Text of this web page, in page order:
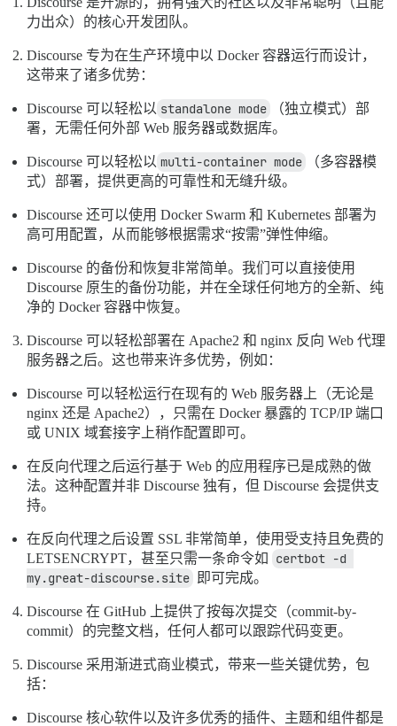
力出众）的核心开发团队。
Discourse 专为在生产环境中以 Docker 容器运行而设计，
这带来了诸多优势：
Discourse 可以轻松以 standalone mode
（独立模式）部
署，无需任何外部 Web 服务器或数据库。
Discourse 可以轻松以 multi-container mode
（多容器模
式）部署，提供更高的可靠性和无缝升级。
Discourse 还可以使用 Docker Swarm 和 Kubernetes 部署为
高可用配置，从而能够根据需求“按需”弹性伸缩。
Discourse 的备份和恢复非常简单。我们可以直接使用
Discourse 原生的备份功能，并在全球任何地方的全新、纯
净的 Docker 容器中恢复。
Discourse 可以轻松部署在 Apache2 和 nginx 反向 Web 代理
服务器之后。这也带来许多优势，例如：
Discourse 可以轻松运行在现有的 Web 服务器上（无论是
nginx 还是 Apache2），只需在 Docker 暴露的 TCP/IP 端口
或 UNIX 域套接字上稍作配置即可。
在反向代理之后运行基于 Web 的应用程序已是成熟的做
法。这种配置并非 Discourse 独有，但 Discourse 会提供支
持。
在反向代理之后设置 SSL 非常简单，使用受支持且免费的
LETSENCRYPT，甚至只需一条命令如
certbot -d
my.great-discourse.site
即可完成。
Discourse 在 GitHub 上提供了按每次提交（commit-by-
commit）的完整文档，任何人都可以跟踪代码变更。
Discourse 采用渐进式商业模式，带来一些关键优势，包
括：
Discourse 核心软件以及许多优秀的插件、主题和组件都是